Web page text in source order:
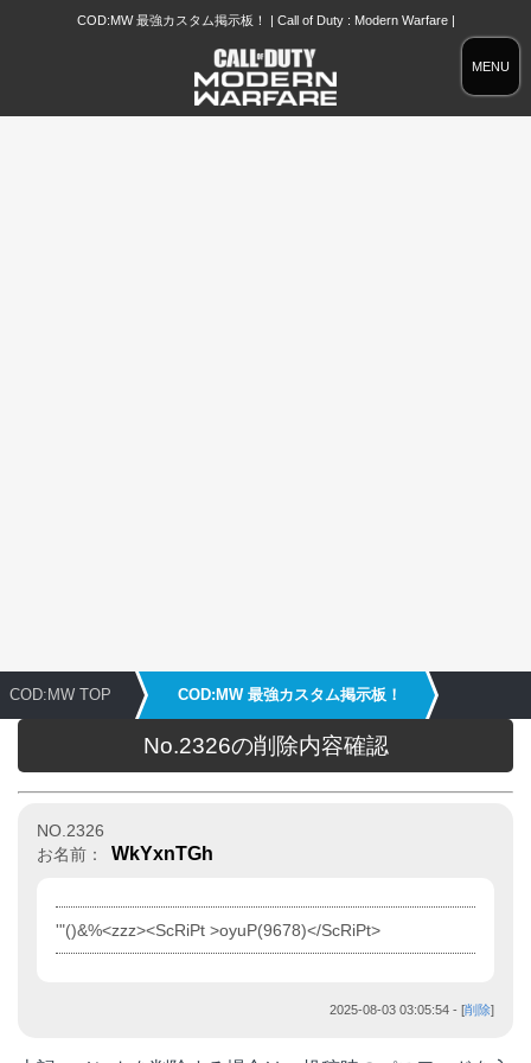
MENU
COD:MW 最強カスタム掲示板！ | Call of Duty : Modern Warfare |
COD:MW TOP COD:MW 最強カスタム掲示板！
No.2326の削除内容確認
NO.2326
お名前：
WkYxnTGh
'"()&%<zzz><ScRiPt >oyuP(9678)</ScRiPt>
2025-08-03 03:05:54 - [削除]